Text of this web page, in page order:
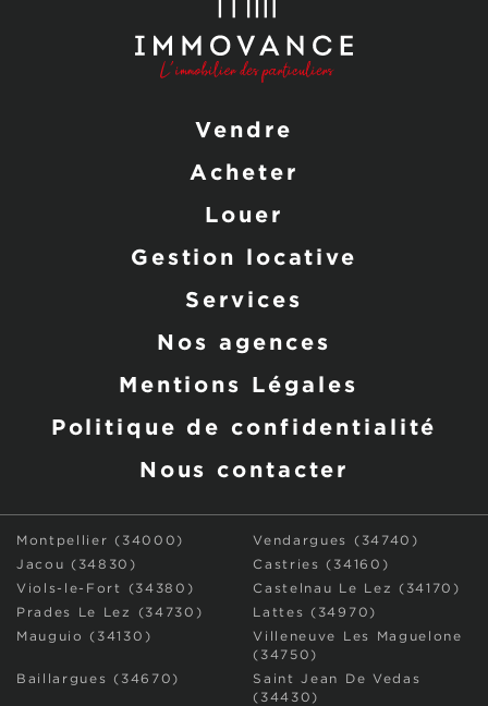
Vendre
Acheter
Louer
Gestion locative
Services
Nos agences
Mentions Légales
Politique de confidentialité
Nous contacter
Montpellier (34000)
Vendargues (34740)
Jacou (34830)
Castries (34160)
Viols-le-Fort (34380)
Castelnau Le Lez (34170)
Prades Le Lez (34730)
Lattes (34970)
Mauguio (34130)
Villeneuve Les Maguelone
(34750)
Baillargues (34670)
Saint Jean De Vedas
(34430)